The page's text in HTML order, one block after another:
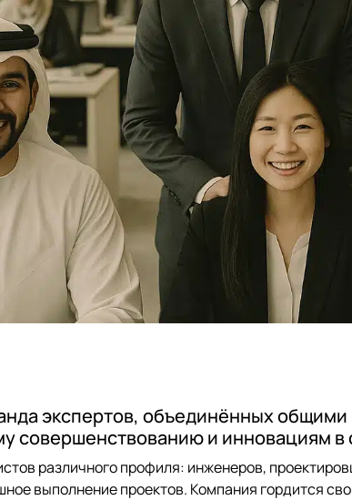
экспертов, объединённых
совершенствованию и инновациям в
различного профиля: инженеров,
выполнение проектов. Компания гордится